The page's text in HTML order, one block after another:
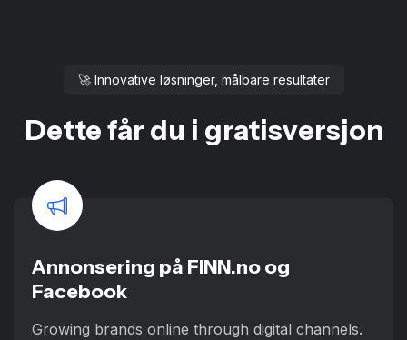
🚀 Innovative løsninger, målbare resultater
Dette får du i gratisversjon
Annonsering på FINN.no og
Facebook
Growing brands online through digital channels.